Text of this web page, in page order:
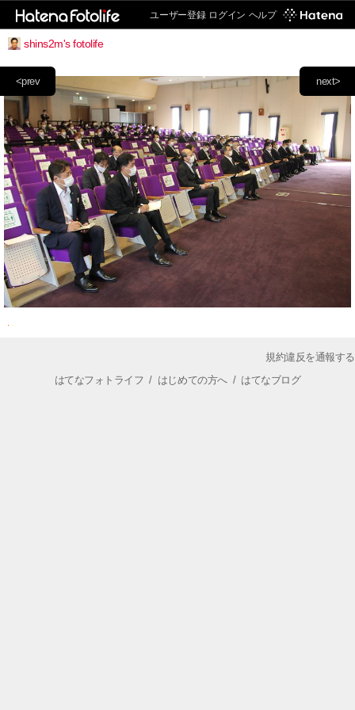
ユーザー登録 ログイン ヘルプ
shins2m's fotolife
next>
<prev
規約違反を通報する
はてなフォトライフ / はじめての方へ/ はてなブログ